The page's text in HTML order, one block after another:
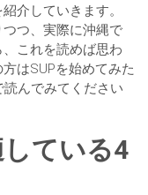
介していきます。
つ、実際に沖縄で
これを読めば思わ
はSUPを始めてみた
んでみてください
ている4